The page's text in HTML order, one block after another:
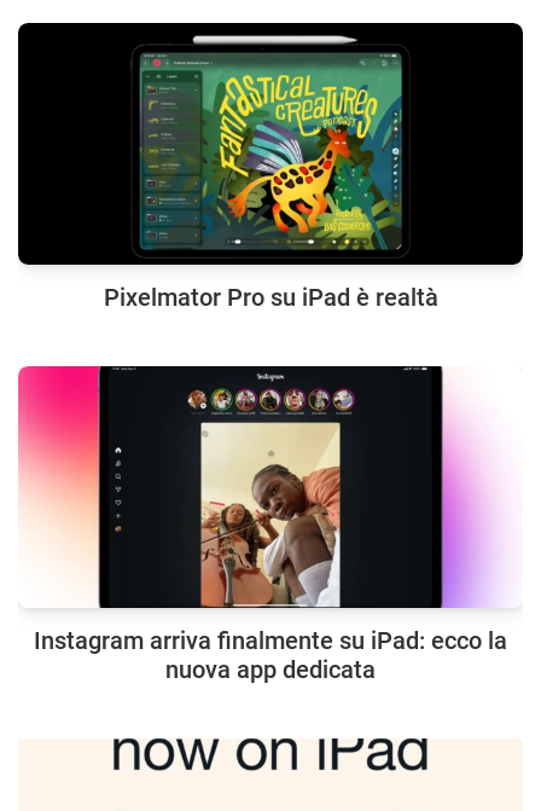
Pixelmator Pro su iPad è realtà
Instagram arriva finalmente su iPad: ecco la
nuova app dedicata